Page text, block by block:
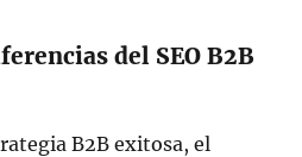
del SEO B2B
B2B exitosa, el